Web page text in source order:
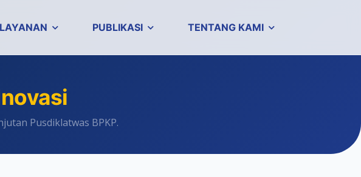
LAYANAN PUBLIKASI TENTANG KAMI
Pusdiklatwas BPKP.